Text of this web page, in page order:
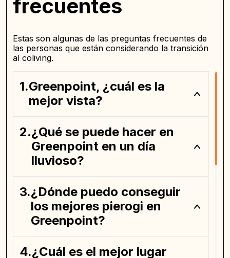
frecuentes
Estas son algunas de las preguntas frecuentes de
las personas que están considerando la transición
al coliving.
Greenpoint, ¿cuál es la
mejor vista?
¿Qué se puede hacer en
Greenpoint en un día
lluvioso?
¿Dónde puedo conseguir
los mejores pierogi en
Greenpoint?
¿Cuál es el mejor lugar